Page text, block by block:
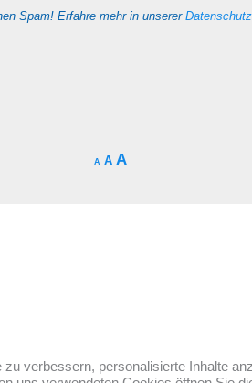
Spam! Erfahre mehr in unserer
A A A
verbessern, personalisierte Inhalte